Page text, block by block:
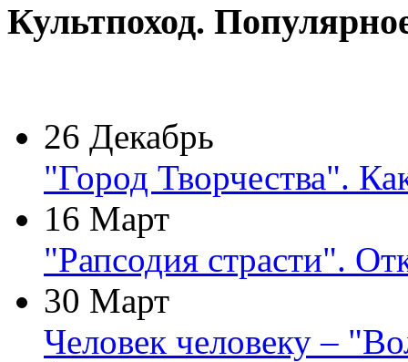
Культпоход.
26 Декабрь
"Город Творчества".
16 Март
"Рапсодия страсти".
30 Март
Человек человеку –